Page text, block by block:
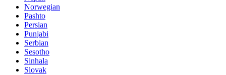
Norwegian
Pashto
Persian
Punjabi
Serbian
Sesotho
Sinhala
Slovak